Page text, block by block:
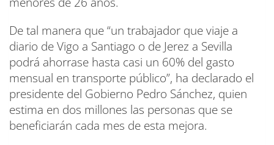
De tal manera que “un trabajador que viaje a
diario de Vigo a Santiago o de Jerez a Sevilla
podrá ahorrase hasta casi un 60% del gasto
mensual en transporte público”, ha declarado el
presidente del Gobierno Pedro Sánchez, quien
estima en dos millones las personas que se
beneficiarán cada mes de esta mejora.